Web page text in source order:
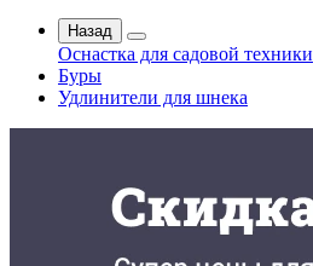
Назад
Оснастка для садовой техники
Буры
Удлинители для шнека